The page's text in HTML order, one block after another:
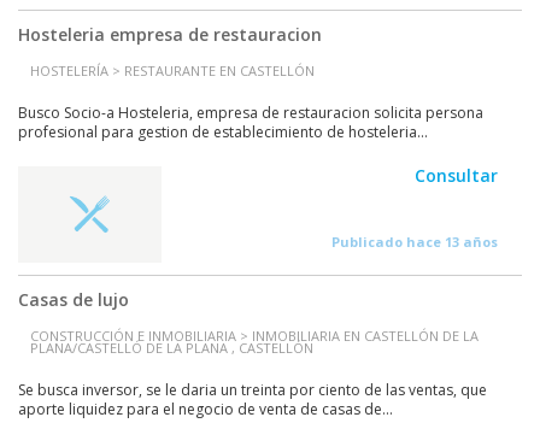
Hosteleria empresa de restauracion
HOSTELERÍA > RESTAURANTE EN CASTELLÓN
Busco Socio-a Hosteleria, empresa de restauracion solicita persona
profesional para gestion de establecimiento de hosteleria...
Consultar
Publicado hace 13 años
Casas de lujo
CONSTRUCCIÓN E INMOBILIARIA > INMOBILIARIA EN CASTELLÓN DE LA
PLANA/CASTELLÓ DE LA PLANA , CASTELLÓN
Se busca inversor, se le daria un treinta por ciento de las ventas, que
aporte liquidez para el negocio de venta de casas de...